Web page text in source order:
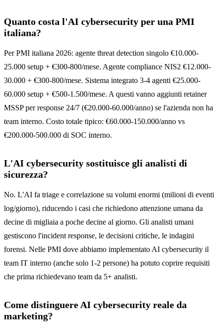
Quanto costa l'AI cybersecurity per una PMI
italiana?
Per PMI italiana 2026: agente threat detection singolo €10.000-
25.000 setup + €300-800/mese. Agente compliance NIS2 €12.000-
30.000 + €300-800/mese. Sistema integrato 3-4 agenti €25.000-
60.000 setup + €500-1.500/mese. A questi vanno aggiunti retainer
MSSP per response 24/7 (€20.000-60.000/anno) se l'azienda non ha
team interno. Costo totale tipico: €60.000-150.000/anno vs
€200.000-500.000 di SOC interno.
L'AI cybersecurity sostituisce gli analisti di
sicurezza?
No. L'AI fa triage e correlazione su volumi enormi (milioni di eventi
log/giorno), riducendo i casi che richiedono attenzione umana da
decine di migliaia a poche decine al giorno. Gli analisti umani
gestiscono l'incident response, le decisioni critiche, le indagini
forensi. Nelle PMI dove abbiamo implementato AI cybersecurity il
team IT interno (anche solo 1-2 persone) ha potuto coprire requisiti
che prima richiedevano team da 5+ analisti.
Come distinguere AI cybersecurity reale da
marketing?